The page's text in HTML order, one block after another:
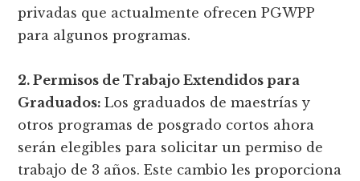
privadas que actualmente ofrecen PGWPP
para algunos programas.
2. Permisos de Trabajo Extendidos para
Graduados:Los graduados de maestrías y
otros programas de posgrado cortos ahora
serán elegibles para solicitar un permiso de
trabajo de 3 años. Este cambio les proporciona